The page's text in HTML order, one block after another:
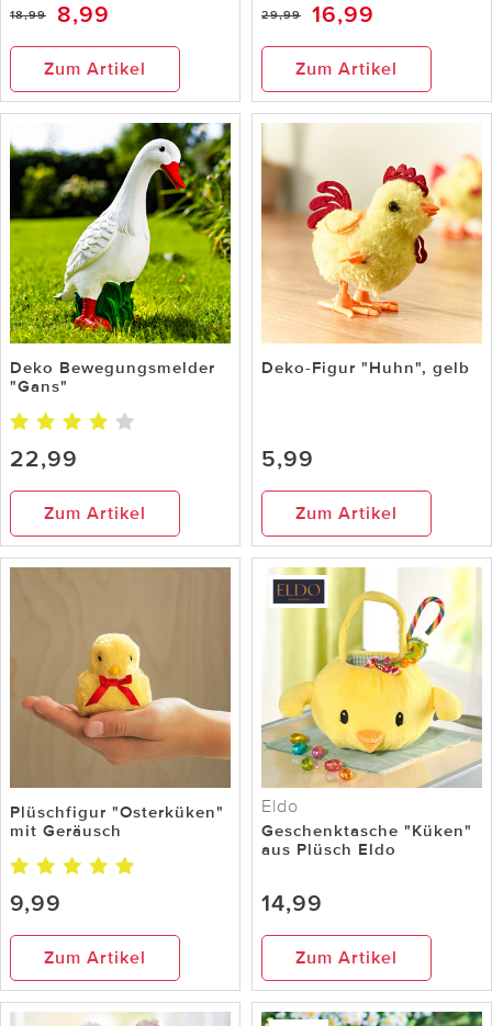
18,99 8,99
Zum Artikel
29,99 16,99
Zum Artikel
Deko Bewegungsmelder
"Gans"
22,99
Zum Artikel
Deko-Figur "Huhn", gelb
5,99
Zum Artikel
Plüschfigur "Osterküken"
mit Geräusch
9,99
Zum Artikel
Eldo
Geschenktasche "Küken"
aus Plüsch Eldo
14,99
Zum Artikel